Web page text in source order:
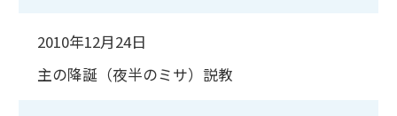
2010年12月24日
主の降誕（夜半のミサ）説教